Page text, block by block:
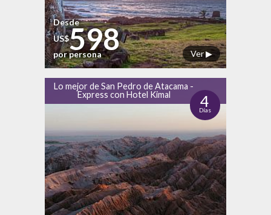
Ver ▶
Desde
US$598
por persona
Lo mejor de San Pedro de Atacama -
Express con Hotel Kimal
4
Días